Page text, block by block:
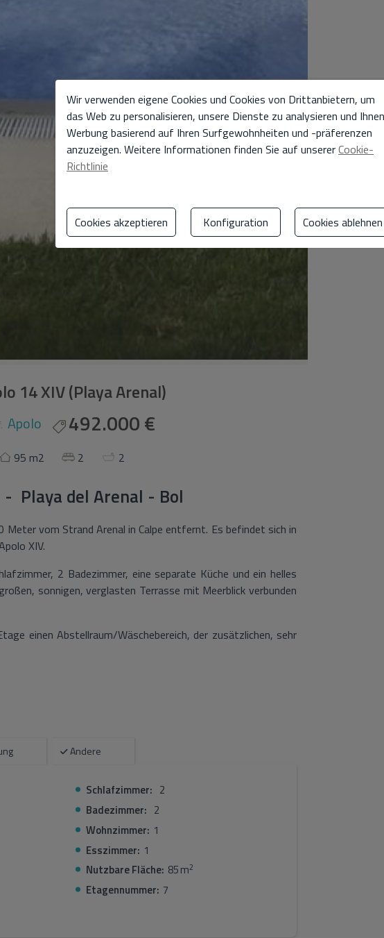
14 XIV (Playa Arenal)
Apolo 492.000 €
95 m2 2 2
Playa del Arenal - Bol
vom Strand Arenal in Calpe entfernt. Es befindet sich in
XIV.
2 Badezimmer, eine separate Küche und ein helles
sonnigen, verglasten Terrasse mit Meerblick verbunden
einen Abstellraum/Wäschebereich, der zusätzlichen, sehr
im Zentrum aller Dienstleistungen, nahe dem Strand sowie
Es befindet sich in einer hervorragenden
Gelegenheit!
Andere
Schlafzimmer: 2
Badezimmer: 2
Wohnzimmer: 1
Esszimmer: 1
Nutzbare Fläche: 85 m2
Etagennummer: 7
Wir verwenden eigene Cookies und Cookies von Drittanbietern, um
das Web zu personalisieren, unsere Dienste zu analysieren und Ihnen
Werbung basierend auf Ihren Surfgewohnheiten und -präferenzen
anzuzeigen. Weitere Informationen finden Sie auf unsererCookie-
Richtlinie
Cookies akzeptieren Konfiguration Cookies ablehnen